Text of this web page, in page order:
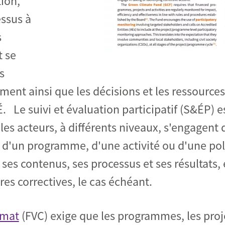
à
se
ainsi que les décisions et les
Le suivi et évaluation participatif (S&ÉP)
acteurs, à différents niveaux, s'engagent
programme, d'une activité ou d'une
contenus, ses processus et ses
correctives, le cas échéant.
(FVC) exige que les programmes, les